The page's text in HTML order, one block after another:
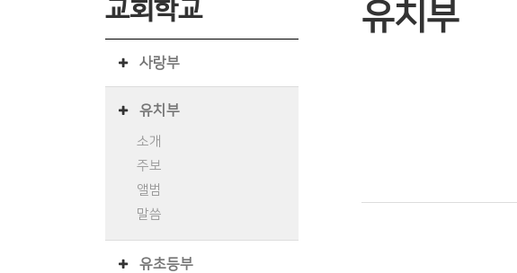
교회학교
사랑부
유치부
소개
주보
앨범
말씀
유초등부
유치부